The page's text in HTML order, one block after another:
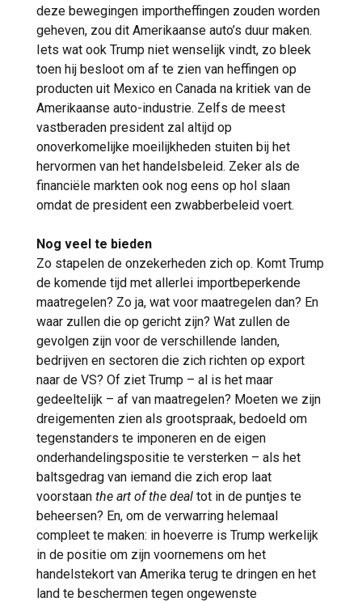
deze bewegingen importheffingen zouden worden
geheven, zou dit Amerikaanse auto’s duur maken.
Iets wat ook Trump niet wenselijk vindt, zo bleek
toen hij besloot om af te zien van heffingen op
producten uit Mexico en Canada na kritiek van de
Amerikaanse auto-industrie. Zelfs de meest
vastberaden president zal altijd op
onoverkomelijke moeilijkheden stuiten bij het
hervormen van het handelsbeleid. Zeker als de
financiële markten ook nog eens op hol slaan
omdat de president een zwabberbeleid voert.
Nog veel te bieden
Zo stapelen de onzekerheden zich op. Komt Trump
de komende tijd met allerlei importbeperkende
maatregelen? Zo ja, wat voor maatregelen dan? En
waar zullen die op gericht zijn? Wat zullen de
gevolgen zijn voor de verschillende landen,
bedrijven en sectoren die zich richten op export
naar de VS? Of ziet Trump – al is het maar
gedeeltelijk – af van maatregelen? Moeten we zijn
dreigementen zien als grootspraak, bedoeld om
tegenstanders te imponeren en de eigen
onderhandelingspositie te versterken – als het
baltsgedrag van iemand die zich erop laat
voorstaan the art of the deal tot in de puntjes te
beheersen? En, om de verwarring helemaal
compleet te maken: in hoeverre is Trump werkelijk
in de positie om zijn voornemens om het
handelstekort van Amerika terug te dringen en het
land te beschermen tegen ongewenste